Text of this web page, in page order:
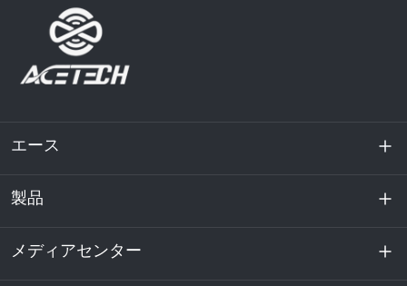
エース
私たちに関しては
持続可能性
製品
エネルギー貯蔵
メディアセンター